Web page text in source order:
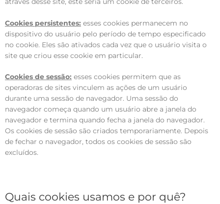
Cookies persistentes: esses cookies permanecem no
dispositivo do usuário pelo período de tempo especificado
no cookie. Eles são ativados cada vez que o usuário visita o
site que criou esse cookie em particular.
Cookies de sessão: esses cookies permitem que as
operadoras de sites vinculem as ações de um usuário
durante uma sessão de navegador. Uma sessão do
navegador começa quando um usuário abre a janela do
navegador e termina quando fecha a janela do navegador.
Os cookies de sessão são criados temporariamente. Depois
de fechar o navegador, todos os cookies de sessão são
excluídos.
Quais cookies usamos e por quê?